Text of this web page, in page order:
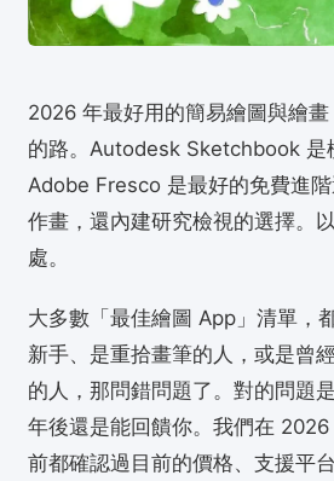
2026 年最好用的簡易繪圖與繪
的路。Autodesk Sketchbook 是
Adobe Fresco 是最好的免費進
作畫，還內建研究檢視的選擇。
處。
大多數「最佳繪圖 App」清單，
新手、是重拾畫筆的人，或是曾
的人，那問錯問題了。對的問題
年後還是能回饋你。我們在
前都確認過目前的價格、支援平台